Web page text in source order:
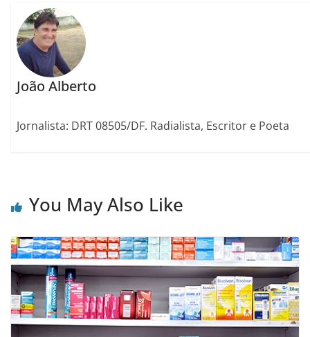
João Alberto
Jornalista: DRT 08505/DF. Radialista, Escritor e Poeta
You May Also Like